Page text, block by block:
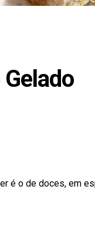
é o de doces, em